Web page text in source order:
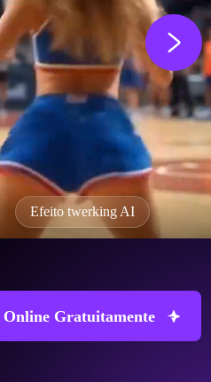
Efeito twerking AI
Gratuitamente